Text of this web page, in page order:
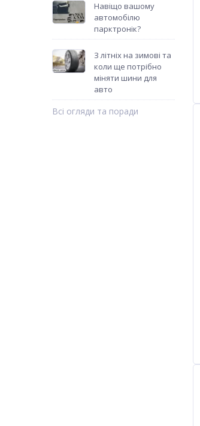
Навіщо вашому
автомобілю
парктронік?
З літніх на зимові та
коли ще потрібно
міняти шини для
авто
Всі огляди та поради